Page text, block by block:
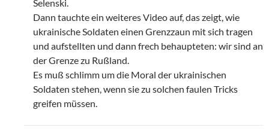
Selenski.
Dann tauchte ein weiteres Video auf, das zeigt, wie
ukrainische Soldaten einen Grenzzaun mit sich tragen
und aufstellten und dann frech behaupteten: wir sind an
der Grenze zu Rußland.
Es muß schlimm um die Moral der ukrainischen
Soldaten stehen, wenn sie zu solchen faulen Tricks
greifen müssen.